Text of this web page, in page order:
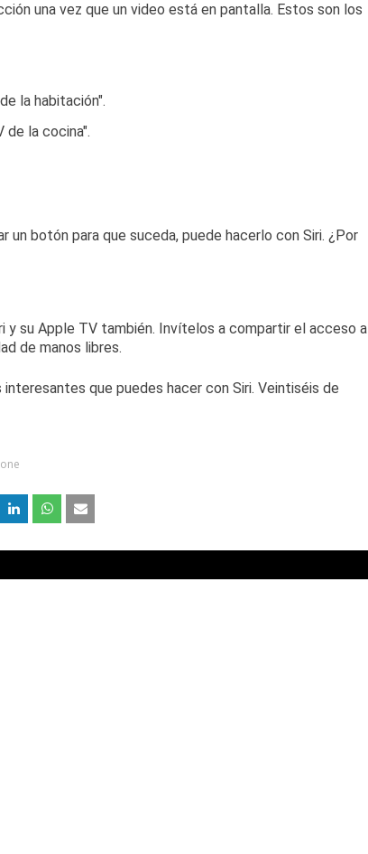
una vez que un video está en pantalla. Estos son los
la habitación".
de la cocina".
un botón para que suceda, puede hacerlo con Siri. ¿Por
y su Apple TV también. Invítelos a compartir el acceso a
de manos libres.
que puedes hacer con Siri. Veintiséis de